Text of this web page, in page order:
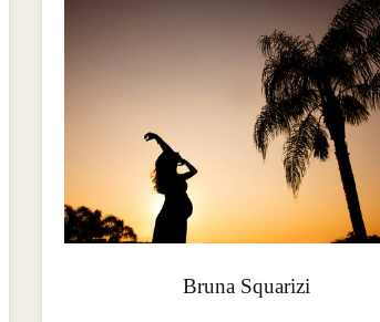
Bruna Squarizi